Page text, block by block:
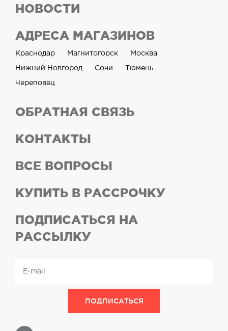
НОВОСТИ
АДРЕСА МАГАЗИНОВ
Краснодар Магнитогорск Москва
Нижний Новгород Сочи Тюмень
Череповец
ОБРАТНАЯ СВЯЗЬ
КОНТАКТЫ
ВСЕ ВОПРОСЫ
КУПИТЬ В РАССРОЧКУ
ПОДПИСАТЬСЯ НА
РАССЫЛКУ